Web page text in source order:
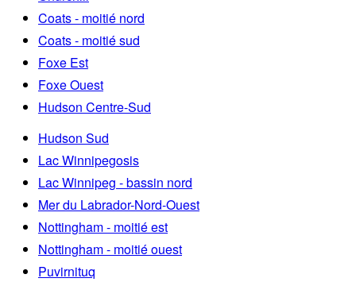
Coats - moitié nord
Coats - moitié sud
Foxe Est
Foxe Ouest
Hudson Centre-Sud
Hudson Sud
Lac Winnipegosis
Lac Winnipeg - bassin nord
Mer du Labrador-Nord-Ouest
Nottingham - moitié est
Nottingham - moitié ouest
Puvirnituq